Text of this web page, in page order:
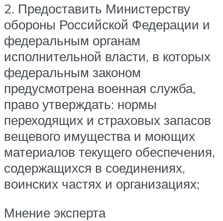
2. Предоставить Министерству
обороны Российской Федерации и
федеральным органам
исполнительной власти, в которых
федеральным законом
предусмотрена военная служба,
право утверждать: нормы
переходящих и страховых запасов
вещевого имущества и моющих
материалов текущего обеспечения,
содержащихся в соединениях,
воинских частях и организациях;
Мнение эксперта